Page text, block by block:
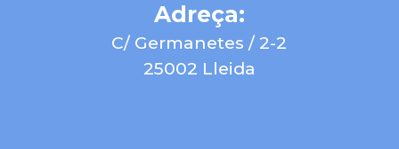
Adreça:
C/ Germanetes / 2-2
25002 Lleida